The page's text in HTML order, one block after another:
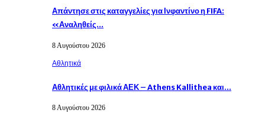
Απάντησε στις καταγγελίες για Ινφαντίνο η FIFA:
«Αναληθείς…
8 Αυγούστου 2026
Αθλητικά
Αθλητικές με φιλικά ΑΕΚ – Athens Kallithea και…
8 Αυγούστου 2026